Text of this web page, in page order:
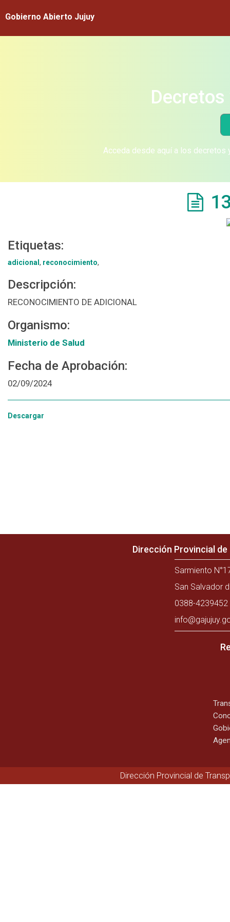
Gobierno Abierto Jujuy
Acceda desde aquí a los
Etiquetas:
adicional , reconocimiento,
Descripción:
RECONOCIMIENTO DE ADICIONAL
Organismo:
Ministerio de Salud
Fecha de Aprobación:
02/09/2024
Descargar
Dirección Provincial
Sarmiento
San Salvador
0388-
Dirección Provincial de